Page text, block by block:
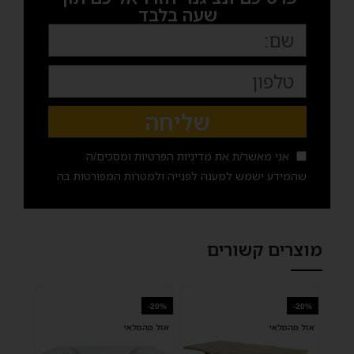
שעה בלבד
אני מאשר/ת את מדיניות הפרטיות ומסכים/ה
שהמידע ישמש למענה לפנייה ולמטרות המפורטות בה
שליחה
מוצרים קשורים
-20%
אזל מהמלאי
-20%
אזל מהמלאי